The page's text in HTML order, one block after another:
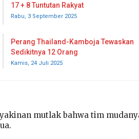
17 + 8 Tuntutan Rakyat
Rabu, 3 September 2025
Perang Thailand-Kamboja Tewaskan
Sedikitnya 12 Orang
Kamis, 24 Juli 2025
mutlak bahwa tim